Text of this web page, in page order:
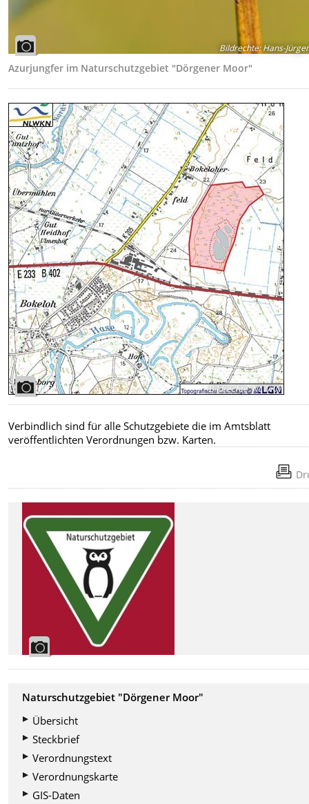
Bildrechte:Hans-
Azurjungfer im Naturschutzgebiet "Dörgener Moor"
Bildrechte:NLWKN
Verbindlich sind für alle Schutzgebiete die im Amtsblatt
veröffentlichten Verordnungen bzw. Karten.
Naturschutzgebiet "Dörgener Moor"
Übersicht
Steckbrief
Verordnungstext
Verordnungskarte
GIS-Daten